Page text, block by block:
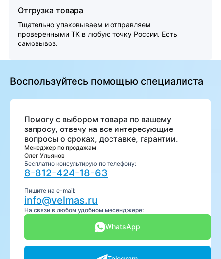
Отгрузка товара
Тщательно упаковываем и отправляем
проверенными ТК в любую точку России. Есть
самовывоз.
Воспользуйтесь помощью специалиста
Помогу с выбором товара по вашему
запросу, отвечу на все интересующие
вопросы о сроках, доставке, гарантии.
Менеджер по продажам
Олег Ульянов
Бесплатно консультирую по телефону:
8-812-424-18-63
Пишите на e-mail:
info@velmas.ru
На связи в любом удобном месенджере:
WhatsApp